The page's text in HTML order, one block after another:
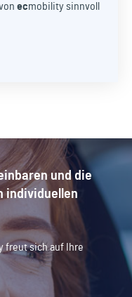
ecmobilitysinnvoll
und die
individuellen
freut sich auf Ihre